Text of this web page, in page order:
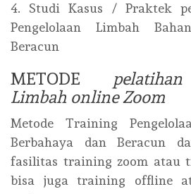
4. Studi Kasus / Praktek
Pengelolaan Limbah
Beracun
METODE
Limbah online Zoom
Metode Training
Berbahaya dan Beracun
fasilitas training zoom atau
bisa juga training offline